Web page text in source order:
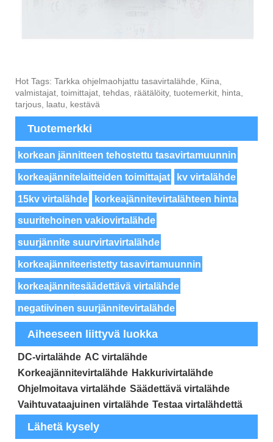
Hot Tags: Tarkka ohjelmaohjattu tasavirtalähde, Kiina,
valmistajat, toimittajat, tehdas, räätälöity, tuotemerkit, hinta,
tarjous, laatu, kestävä
Tuotemerkki
korkean jännitteen tehostettu tasavirtamuunnin
korkeajännitelaitteiden toimittajat kv virtalähde
15kv virtalähde korkeajännitevirtalähteen hinta
suuritehoinen vakiovirtalähde
suurjännite suurvirtavirtalähde
korkeajänniteeristetty tasavirtamuunnin
korkeajännitesäädettävä virtalähde
negatiivinen suurjännitevirtalähde
Aiheeseen liittyvä luokka
DC-virtalähde AC virtalähde
Korkeajännitevirtalähde Hakkurivirtalähde
Ohjelmoitava virtalähde Säädettävä virtalähde
Vaihtuvataajuinen virtalähde Testaa virtalähdettä
Lähetä kysely